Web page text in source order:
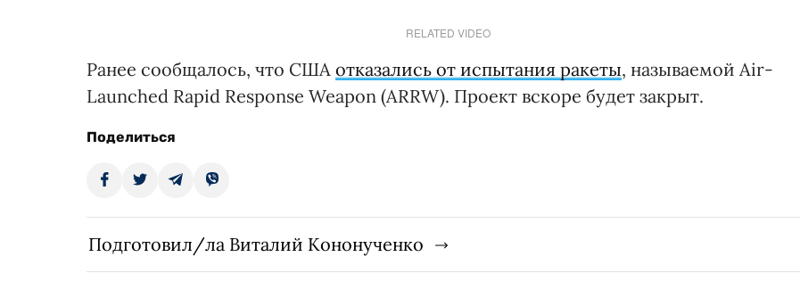
RELATED VIDEO
Ранее сообщалось, что США отказались от испытания ракеты, называемой Air-
Launched Rapid Response Weapon (ARRW). Проект вскоре будет закрыт.
Поделиться
Подготовил/ла Виталий Кононученко